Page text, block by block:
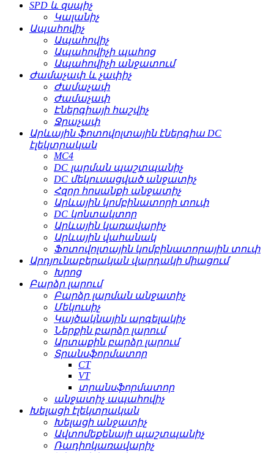
SPD և զսպիչ
Կալանիչ
Ապահովիչ
Ապահովիչ
Ապահովիչի պահոց
Ապահովիչի անջատում
Ժամաչափ և չափիչ
Ժամաչափ
Ժամաչափ
Էներգիայի հաշվիչ
Ջրաչափ
Արևային ֆոտովոլտային էներգիա DC
էլեկտրական
MC4
DC լարման պաշտպանիչ
DC մեկուսացված անջատիչ
Հզոր հոսանքի անջատիչ
Արևային կոմբինատորի տուփ
DC կոնտակտոր
Արևային կառավարիչ
Արևային վահանակ
Ֆոտովոլտային կոմբինատորային տուփ
Արդյունաբերական վարդակի միացում
Խրոց
Բարձր լարում
Բարձր լարման անջատիչ
Մեկուսիչ
Կայծակնային արգելակիչ
Ներքին բարձր լարում
Արտաքին բարձր լարում
Տրանսֆորմատոր
CT
VT
տրանսֆորմատոր
անջատիչ ապահովիչ
Խելացի էլեկտրական
Խելացի անջատիչ
Ավտոմեքենայի պաշտպանիչ
Ռադիոկառավարիչ